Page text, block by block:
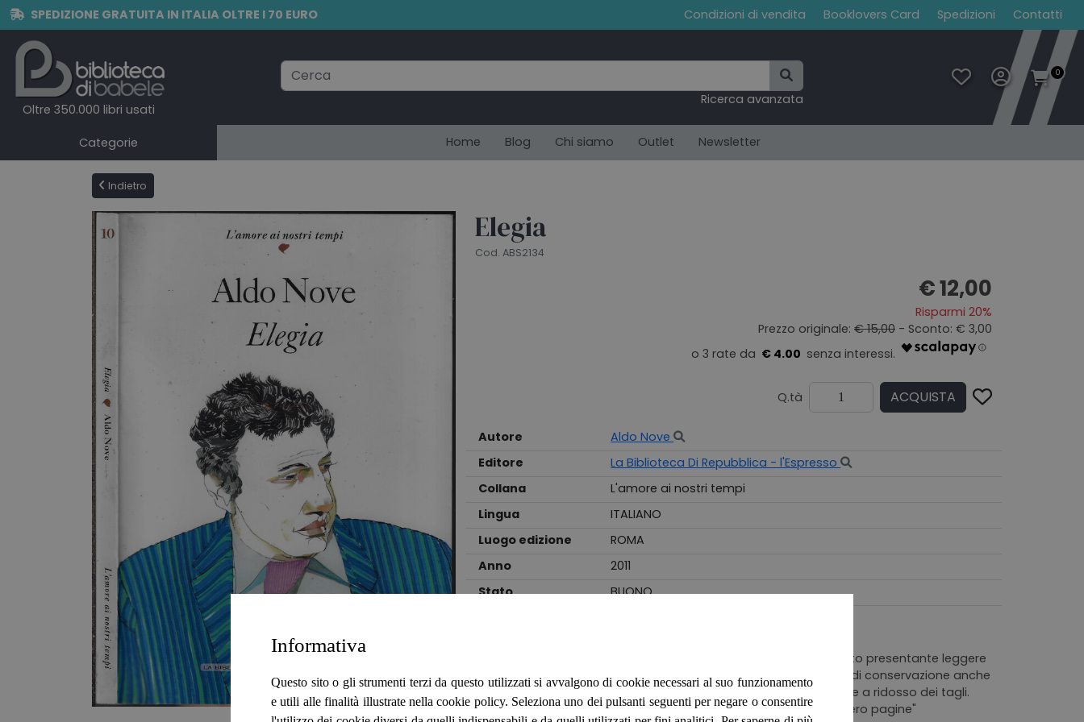
SPEDIZIONE GRATUITA IN ITALIA OLTRE I 70 EURO Condizioni di vendita Booklovers Card Spedizioni Contatti
Oltre 350.000 libri usati
Ricerca avanzata
0
Categorie Home Blog Chi siamo Outlet Newsletter
Indietro
Elegia
Cod. ABS2134
€ 12,00
Risparmi 20%
Prezzo originale: € 15,00 - Sconto: € 3,00
€ 4.00
Q.tà ACQUISTA
Autore
Aldo Nove
Editore
La Biblioteca Di Repubblica - l'Espresso
Collana
L'amore ai nostri tempi
Lingua
ITALIANO
Luogo edizione
ROMA
Anno
2011
Stato
BUONO
"Brossura ad alette in cartoncino morbido illustrata come da foto presentante leggere
tracce di usura da sfregamento ai piatti. Pagine in buono stato di conservazione anche
se naturalemtne e leggermente ingiallite dal tempo in particolare a ridosso dei tagli.
Volume numero ""10"" della serie ""L'amore ai nostri tempi"". Numero pagine"
Informativa
Questo sito o gli strumenti terzi da questo utilizzati si avvalgono di cookie necessari al suo funzionamento
e utili alle finalità illustrate nella cookie policy. Seleziona uno dei pulsanti seguenti per negare o consentire